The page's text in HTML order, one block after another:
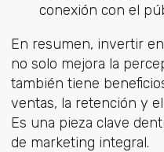
conexión con el
En resumen, invertir en
no solo mejora la
también tiene
ventas, la retención y
Es una pieza clave
de marketing integral.